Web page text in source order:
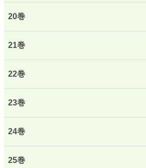
20巻
21巻
22巻
23巻
24巻
25巻